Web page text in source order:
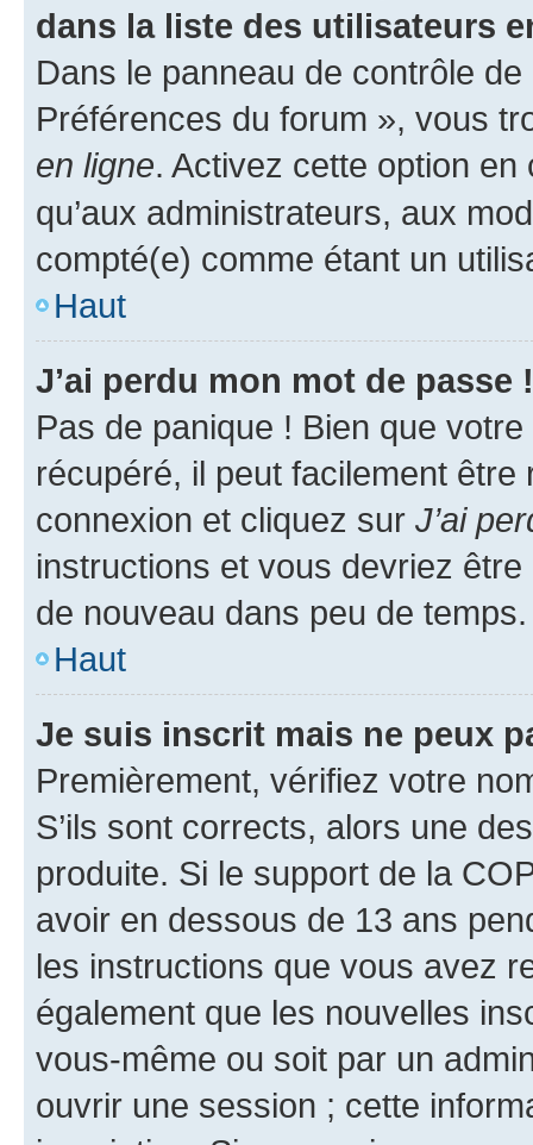
dans la liste des utilisateurs
Dans le panneau de contrôle
Préférences du forum », vous
en ligne. Activez cette option
qu’aux administrateurs, aux
compté(e) comme étant un
Haut
J’ai perdu mon mot de passe !
Pas de panique ! Bien que
récupéré, il peut facilement
connexion et cliquez sur J’ai
instructions et vous devriez
de nouveau dans peu de temps.
Haut
Je suis inscrit mais ne peux
Premièrement, vérifiez votre
S’ils sont corrects, alors une
produite. Si le support de la
avoir en dessous de 13 ans
les instructions que vous avez
également que les nouvelles
vous-même ou soit par un
ouvrir une session ; cette